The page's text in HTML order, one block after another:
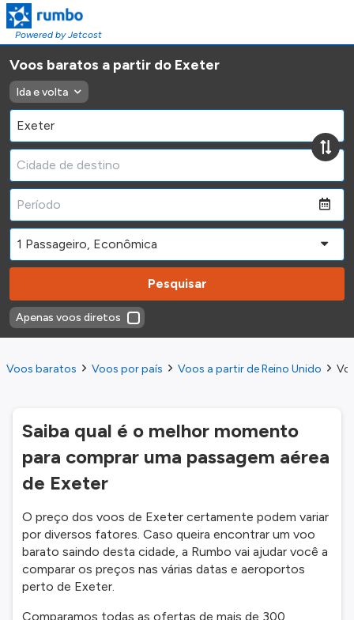
Powered by Jetcost
Voos baratos a partir do Exeter
Ida e volta
Pesquisar
Apenas voos diretos
Voos baratos Voos por país Voos a partir de Reino Unido
Saiba qual é o melhor momento
para comprar uma passagem aérea
de Exeter
O preço dos voos de Exeter certamente podem variar
por diversos fatores. Caso queira encontrar um voo
barato saindo desta cidade, a Rumbo vai ajudar você a
comparar os preços nas várias datas e aeroportos
perto de Exeter.
Comparamos todas as ofertas de mais de 300